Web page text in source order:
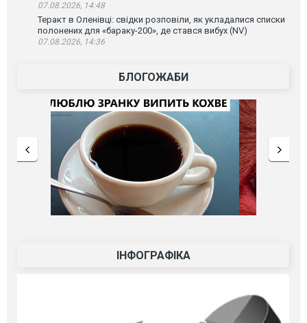
07.08.2026, 14:48
Теракт в Оленівці: свідки розповіли, як укладалися списки
полонених для «бараку-200», де стався вибух (NV)
07.08.2026, 14:36
БЛОГОЖАБИ
ІНФОГРАФІКА